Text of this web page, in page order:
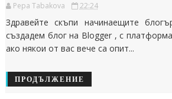
Pepa Tabakova 22:24
Здравейте скъпи начинаещите
създадем блог на Blogger , с
ако някои от вас вече са опит...
ПРОДЪЛЖЕНИЕ